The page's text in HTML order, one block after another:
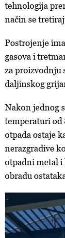
tehnologija
način se
Postrojenje
gasova i
za proizvodnju
daljinskog
Nakon jednog
temperaturi od
otpada ostaje
nerazgradive
otpadni metal i
obradu